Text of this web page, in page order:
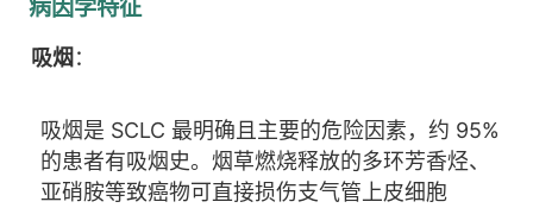
病因学特征
吸烟 ：
吸烟是 SCLC 最明确且主要的危险因素，约 95%
的患者有吸烟史。烟草燃烧释放的多环芳香烃、
亚硝胺等致癌物可直接损伤支气管上皮细胞